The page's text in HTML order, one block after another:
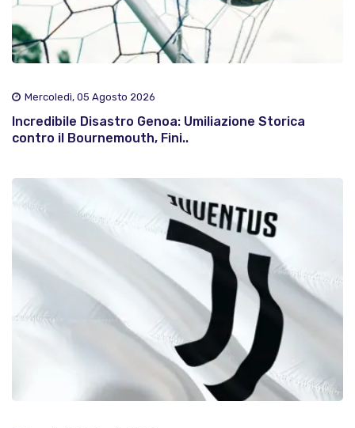
Mercoledì, 05 Agosto 2026
Incredibile Disastro Genoa: Umiliazione Storica
contro il Bournemouth, Fini..